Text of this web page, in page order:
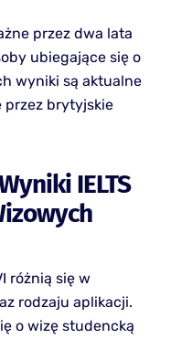
przez dwa lata
ubiegające się o
wyniki są aktualne
przez brytyjskie
IELTS
różnią się w
rodzaju aplikacji.
o wizę studencką